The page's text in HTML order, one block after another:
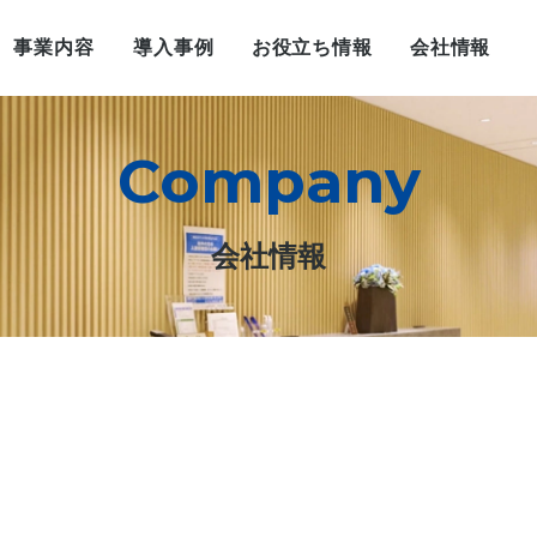
事業内容 導入事例 お役立ち情報 会社情報
Company
会社情報